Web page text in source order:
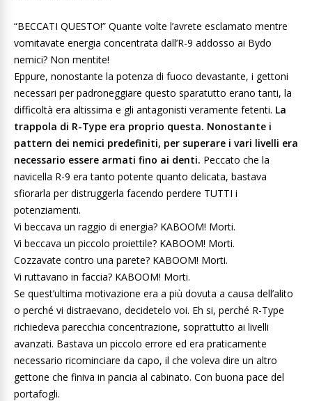
“BECCATI QUESTO!” Quante volte l’avrete esclamato mentre
vomitavate energia concentrata dall’R-9 addosso ai Bydo
nemici? Non mentite!
Eppure, nonostante la potenza di fuoco devastante, i gettoni
necessari per padroneggiare questo sparatutto erano tanti, la
difficoltà era altissima e gli antagonisti veramente fetenti. La
trappola di R-Type era proprio questa. Nonostante i
pattern dei nemici predefiniti, per superare i vari livelli era
necessario essere armati fino ai denti. Peccato che la
navicella R-9 era tanto potente quanto delicata, bastava
sfiorarla per distruggerla facendo perdere TUTTI i
potenziamenti.
Vi beccava un raggio di energia? KABOOM! Morti.
Vi beccava un piccolo proiettile? KABOOM! Morti.
Cozzavate contro una parete? KABOOM! Morti.
Vi ruttavano in faccia? KABOOM! Morti.
Se quest’ultima motivazione era a più dovuta a causa dell’alito
o perché vi distraevano, decidetelo voi. Eh si, perché R-Type
richiedeva parecchia concentrazione, soprattutto ai livelli
avanzati. Bastava un piccolo errore ed era praticamente
necessario ricominciare da capo, il che voleva dire un altro
gettone che finiva in pancia al cabinato. Con buona pace del
portafogli.